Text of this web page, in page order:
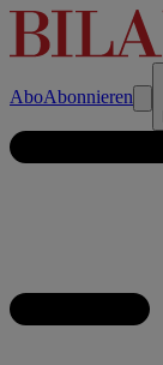
AboAbonnieren